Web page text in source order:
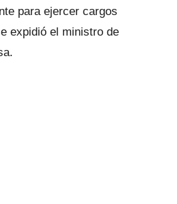
para ejercer cargos
expidió el ministro de